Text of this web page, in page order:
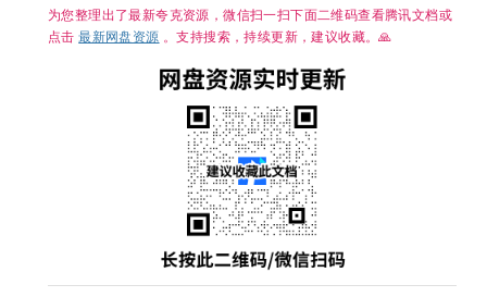
武侠 / 古
为您整理出了最新夸克资源，微信扫一扫下面二维码查看腾讯文档或
点击最新网盘资源 。支持搜索，持续更新，建议收藏。🙏